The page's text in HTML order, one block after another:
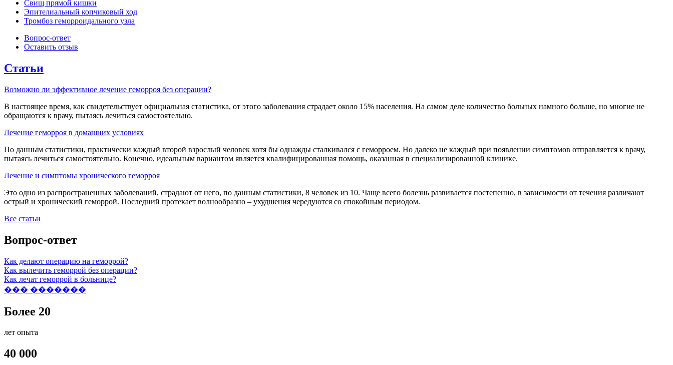
Свищ прямой кишки
Эпителиальный копчиковый ход
Тромбоз геморроидального узла
Вопрос-ответ
Оставить отзыв
Статьи
Возможно ли эффективное лечение геморроя без операции?
В настоящее время, как свидетельствует официальная статистика, от этого заболевания страдает около 15% населения. На самом деле количество больных намного больше, но многие не
обращаются к врачу, пытаясь лечиться самостоятельно.
Лечение геморроя в домашних условиях
По данным статистики, практически каждый второй взрослый человек хотя бы однажды сталкивался с геморроем. Но далеко не каждый при появлении симптомов отправляется к врачу,
пытаясь лечиться самостоятельно. Конечно, идеальным вариантом является квалифицированная помощь, оказанная в специализированной клинике.
Лечение и симптомы хронического геморроя
Это одно из распространенных заболеваний, страдают от него, по данным статистики, 8 человек из 10. Чаще всего болезнь развивается постепенно, в зависимости от течения различают
острый и хронический геморрой. Последний протекает волнообразно – ухудшения чередуются со спокойным периодом.
Все статьи
Вопрос-ответ
Как делают операцию на геморрой?
Как вылечить геморрой без операции?
Как лечат геморрой в больнице?
��� �������
Более 20
лет опыта
40 000